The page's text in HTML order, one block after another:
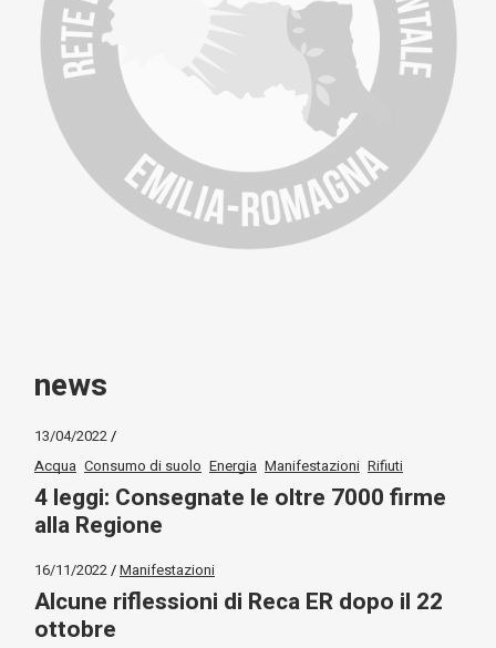
news
13/04/2022
Acqua Consumo di suolo Energia Manifestazioni Rifiuti
4 leggi: Consegnate le oltre 7000 firme
alla Regione
16/11/2022 Manifestazioni
Alcune riflessioni di Reca ER dopo il 22
ottobre